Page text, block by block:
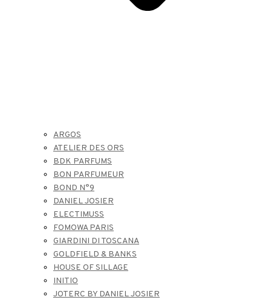
ARGOS
ATELIER DES ORS
BDK PARFUMS
BON PARFUMEUR
BOND N°9
DANIEL JOSIER
ELECTIMUSS
FOMOWA PARIS
GIARDINI DI TOSCANA
GOLDFIELD & BANKS
HOUSE OF SILLAGE
INITIO
JOTERC BY DANIEL JOSIER